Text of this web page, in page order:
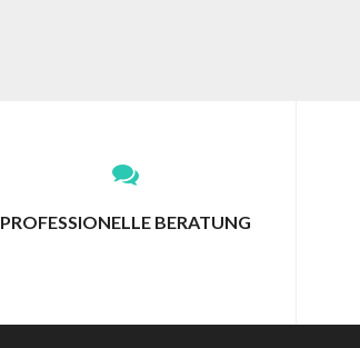
PROFESSIONELLE BERATUNG